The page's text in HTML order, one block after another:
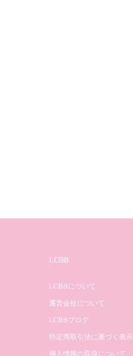
LCBB
LCBBについて
運営会社について
LCBBブログ
特定商取引法に基づく表示
個人情報の取扱について